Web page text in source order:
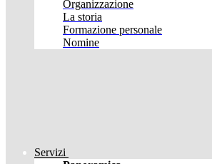
Organizzazione
La storia
Formazione personale
Nomine
Servizi